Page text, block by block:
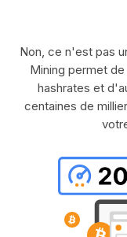
Non, ce n'est pas
Mining permet
hashrates et
centaines de